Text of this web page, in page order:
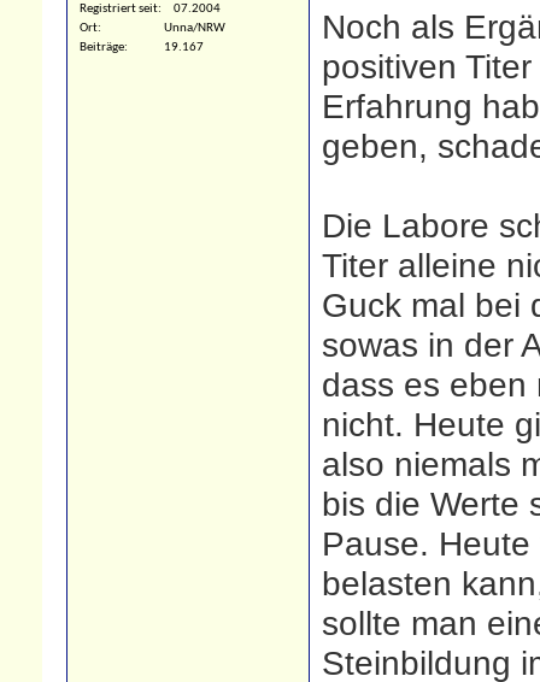
Registriert seit
07.2004
Ort
Unna/NRW
Beiträge
19.167
Noch als
positiven
Erfahrung
geben,
Die Labore
Titer alleine
Guck mal bei
sowas in der
dass es eben
nicht. Heute
also niemals
bis die Werte
Pause.
belasten
sollte man
Steinbildung